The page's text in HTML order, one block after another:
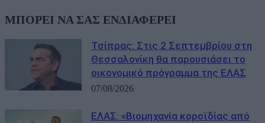
ΜΠΟΡΕΙ ΝΑ ΣΑΣ ΕΝΔΙΑΦΕΡΕΙ
Τσίπρας: Στις 2 Σεπτεμβρίου στη
Θεσσαλονίκη θα παρουσιάσει το
οικονομικό πρόγραμμα της ΕΛΑΣ
07/08/2026
ΕΛΑΣ: «Βιομηχανία κοροϊδίας από